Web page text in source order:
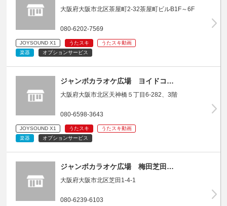
大阪府大阪市北区茶屋町2-32茶屋町ビルB1F～6F
080-6202-7569
JOYSOUND X1 うたスキ
うたスキ動画
楽器
オプションサービス
ジャンボカラオケ広場 ヨイドコ…
大阪府大阪市北区天神橋５丁目6-282、3階
080-6598-3643
JOYSOUND X1 うたスキ
うたスキ動画
楽器
オプションサービス
ジャンボカラオケ広場 梅田芝田…
大阪府大阪市北区芝田1-4-1
080-6239-6103